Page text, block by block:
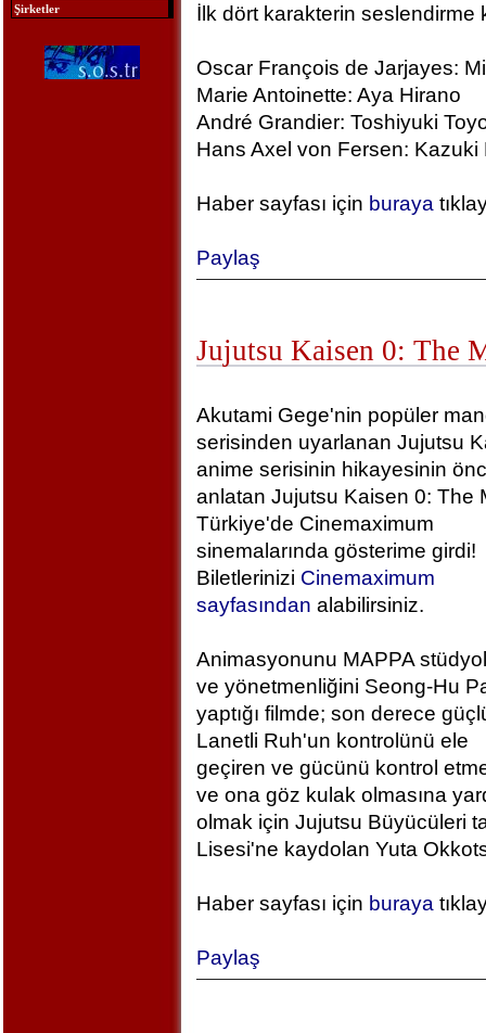
Şirketler
İlk dört karakterin seslendirme
Oscar François de Jarjayes:
Marie Antoinette: Aya Hirano
André Grandier: Toshiyuki
Hans Axel von Fersen: Kazuki
Haber sayfası için buraya
Paylaş
Jujutsu Kaisen 0: The
Akutami Gege'nin popüler
serisinden uyarlanan Jujutsu
anime serisinin hikayesinin
anlatan Jujutsu Kaisen 0: The
Türkiye'de Cinemaximum
sinemalarında gösterime girdi!
Biletlerinizi Cinemaximum
sayfasından alabilirsiniz.
Animasyonunu MAPPA
ve yönetmenliğini Seong-Hu
yaptığı filmde; son derece
Lanetli Ruh'un kontrolünü ele
geçiren ve gücünü kontrol
ve ona göz kulak olmasına
olmak için Jujutsu Büyücüleri
Lisesi'ne kaydolan Yuta
Haber sayfası için buraya
Paylaş